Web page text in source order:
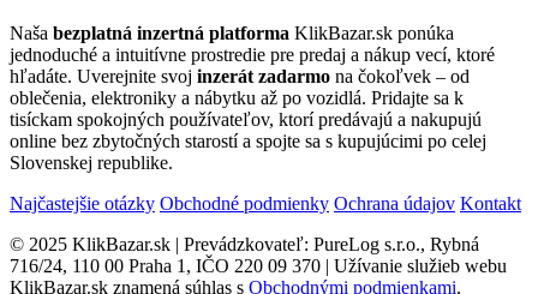
Naša bezplatná inzertná platforma KlikBazar.sk ponúka
jednoduché a intuitívne prostredie pre predaj a nákup vecí, ktoré
hľadáte. Uverejnite svoj inzerát zadarmo na čokoľvek – od
oblečenia, elektroniky a nábytku až po vozidlá. Pridajte sa k
tisíckam spokojných používateľov, ktorí predávajú a nakupujú
online bez zbytočných starostí a spojte sa s kupujúcimi po celej
Slovenskej republike.
Najčastejšie otázky Obchodné podmienky Ochrana údajov Kontakt
© 2025 KlikBazar.sk | Prevádzkovateľ: PureLog s.r.o., Rybná
716/24, 110 00 Praha 1, IČO 220 09 370 | Užívanie služieb webu
KlikBazar.sk znamená súhlas s Obchodnými podmienkami.